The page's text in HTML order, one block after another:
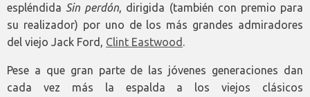
espléndida Sin perdón , dirigida (también con premio para
su realizador) por uno de los más grandes admiradores
del viejo Jack Ford, Clint Eastwood
Pese a que gran parte de las jóvenes generaciones dan
cada vez más la espalda a los viejos clásicos